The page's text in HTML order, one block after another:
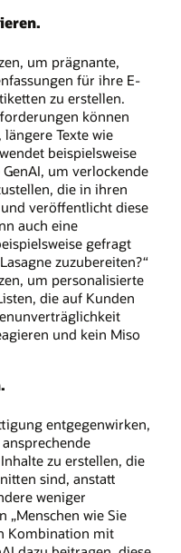
um prägnante,
für ihre E-
zu erstellen.
können
Texte wie
beispielsweise
um verlockende
die in ihren
veröffentlicht diese
auch eine
gefragt
zuzubereiten?“
um personalisierte
die auf Kunden
und kein Miso
entgegenwirken,
zu erstellen, die
sind, anstatt
weniger
„Menschen wie Sie
Kombination mit